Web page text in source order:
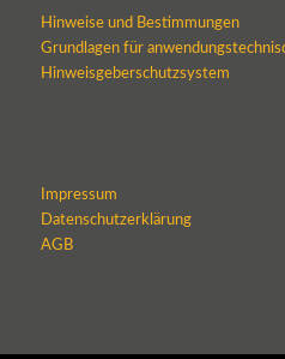
Hinweise und Bestimmungen
Grundlagen für
Hinweisgeberschutzsystem
Impressum
Datenschutzerklärung
AGB